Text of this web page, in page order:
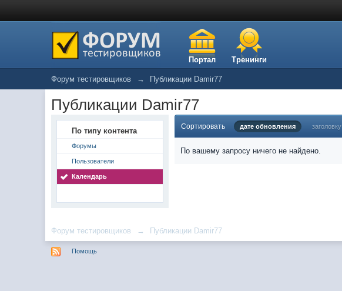
Портал Тренинги
Форум тестировщиков → Публикации Damir77
Публикации Damir77
По типу контента
Форумы
Пользователи
Календарь
Сортировать дате обновления заголовку
По вашему запросу ничего не найдено.
Форум тестировщиков → Публикации Damir77
Помощь